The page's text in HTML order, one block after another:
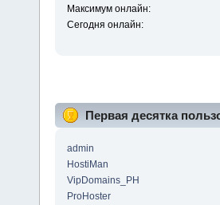
Максимум онлайн:
Сегодня онлайн:
Первая десятка
admin
HostiMan
VipDomains_PH
ProHoster